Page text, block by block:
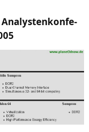
Ana­lys­ten­kon­fe­